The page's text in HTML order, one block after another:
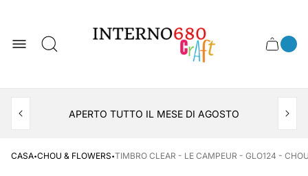
del
negozio
Cassetto
APERTO TUTTO IL MESE DI AGOSTO
CASA·CHOU & FLOWERS·TIMBRO CLEAR - LE CAMPEUR - GLO124 -